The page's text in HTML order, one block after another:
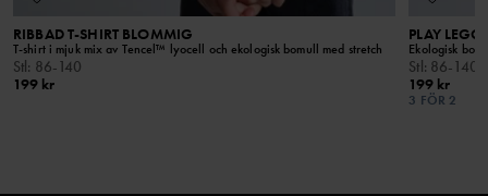
RIBBAD T-SHIRT BLOMMIG
T-shirt i mjuk mix av Tencel™ lyocell och ekologisk bomull med stretch
Stl: 86-140
199 kr
PLAY
Ekologisk
Stl: 86-140
199 kr
3 FÖR 2